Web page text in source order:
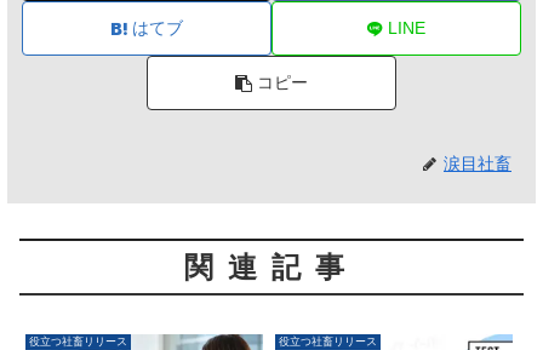
はてブ LINE
コピー
涙目社畜
関連記事
役立つ社畜リリース 役立つ社畜リリース